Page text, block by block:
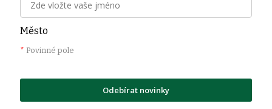
Město
* Povinné pole
Odebírat novinky